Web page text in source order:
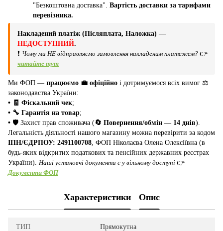
"Безкоштовна доставка". Вартість доставки за тарифами
перевізника.
Накладений платіж (Післяплата, Наложка) —
НЕДОСТУПНИЙ.
❗ Чому ми НЕ відправляємо замовлення накладеним платежем? 👉
читайте тут
Ми ФОП — працюємо 💼 офіційно і дотримуємося всіх вимог ⚖️
законодавства України:
• 🧾 Фіскальний чек;
• 🔧 Гарантія на товар;
• 🛡️ Захист прав споживача (🔄 Повернення/обмін — 14 днів).
Легальність діяльності нашого магазину можна перевірити за кодом
ІПН/ЄДРПОУ: 2491100708 , ФОП Ніколаєва Олена Олексіївна (в
будь-яких відкритих податкових та пенсійних державних реєстрах
України). Наші установчі документи є у вільному доступі 👉
Документи ФОП
Характеристики Опис
ТИП Прямокутна